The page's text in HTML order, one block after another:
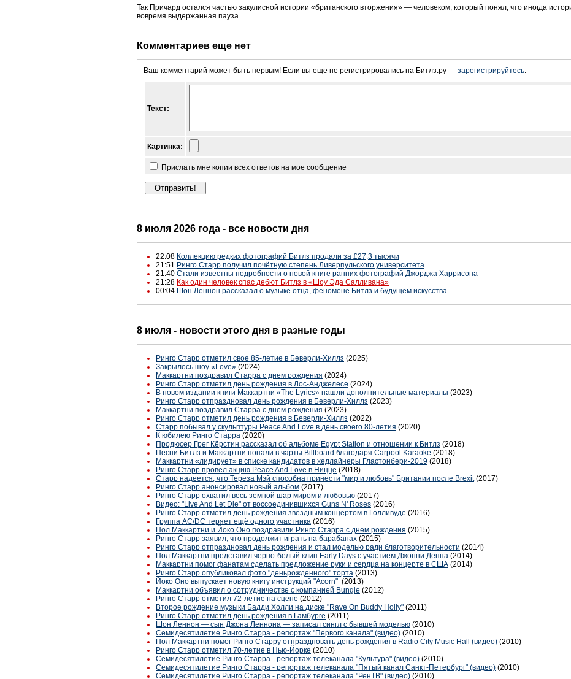
Так Причард остался частью закулисной истории «британского вторжения» — человеком, который понял, что иногда
вовремя выдержанная пауза.
Комментариев еще нет
Ваш комментарий может быть первым! Если вы еще не регистрировались на Битлз.ру — зарегистрируйтесь.
Текст:
Картинка:
Прислать мне копии всех ответов на мое сообщение
8 июля 2026 года - все новости дня
22:08 Коллекцию редких фотографий Битлз продали за £27,3 тысячи
21:51 Ринго Старр получил почётную степень Ливерпульского университета
21:40 Стали известны подробности о новой книге ранних фотографий Джорджа Харрисона
21:28 Как один человек спас дебют Битлз в «Шоу Эда Салливана»
00:04 Шон Леннон рассказал о музыке отца, феномене Битлз и будущем искусства
8 июля - новости этого дня в разные годы
Ринго Старр отметил свое 85-летие в Беверли-Хиллз (2025)
Закрылось шоу «Love» (2024)
Маккартни поздравил Старра с днем рождения (2024)
Ринго Старр отметил день рождения в Лос-Анджелесе (2024)
В новом издании книги Маккартни «The Lyrics» нашли дополнительные материалы (2023)
Ринго Старр отпраздновал день рождения в Беверли-Хиллз (2023)
Маккартни поздравил Старра с днем рождения (2023)
Ринго Старр отметил день рождения в Беверли-Хиллз (2022)
Старр побывал у скульптуры Peace And Love в день своего 80-летия (2020)
К юбилею Ринго Старра (2020)
Продюсер Грег Кёрстин рассказал об альбоме Egypt Station и отношении к Битлз (2018)
Песни Битлз и Маккартни попали в чарты Billboard благодаря Carpool Karaoke (2018)
Маккартни «лидирует» в списке кандидатов в хедлайнеры Гластонбери-2019 (2018)
Ринго Старр провел акцию Peace And Love в Ницце (2018)
Старр надеется, что Тереза Мэй способна принести "мир и любовь" Британии после Brexit (2017)
Ринго Старр анонсировал новый альбом (2017)
Ринго Старр охватил весь земной шар миром и любовью (2017)
Видео: "Live And Let Die" от воссоединившихся Guns N' Roses (2016)
Ринго Старр отметил день рождения звёздным концертом в Голливуде (2016)
Группа AC/DC теряет ещё одного участника (2016)
Пол Маккартни и Йоко Оно поздравили Ринго Старра с днем рождения (2015)
Ринго Старр заявил, что продолжит играть на барабанах (2015)
Ринго Старр отпраздновал день рождения и стал моделью ради благотворительности (2014)
Пол Маккартни представил черно-белый клип Early Days с участием Джонни Деппа (2014)
Маккартни помог фанатам сделать предложение руки и сердца на концерте в США (2014)
Ринго Старр опубликовал фото "деньрожденного" торта (2013)
Йоко Оно выпускает новую книгу инструкций "Acorn" (2013)
Маккартни объявил о сотрудничестве с компанией Bungie (2012)
Ринго Старр отметил 72-летие на сцене (2012)
Второе рождение музыки Бадди Холли на диске "Rave On Buddy Holly" (2011)
Ринго Старр отметил день рождения в Гамбурге (2011)
Шон Леннон — сын Джона Леннона — записал сингл с бывшей моделью (2010)
Семидесятилетие Ринго Старра - репортаж "Первого канала" (видео) (2010)
Пол Маккартни помог Ринго Старру отпраздновать день рождения в Radio City Music Hall (видео) (2010)
Ринго Старр отметил 70-летие в Нью-Йорке (2010)
Семидесятилетие Ринго Старра - репортаж телеканала "Культура" (видео) (2010)
Семидесятилетие Ринго Старра - репортаж телеканала "Пятый канал Санкт-Петербург" (видео) (2010)
Семидесятилетие Ринго Старра - репортаж телеканала "РенТВ" (видео) (2010)